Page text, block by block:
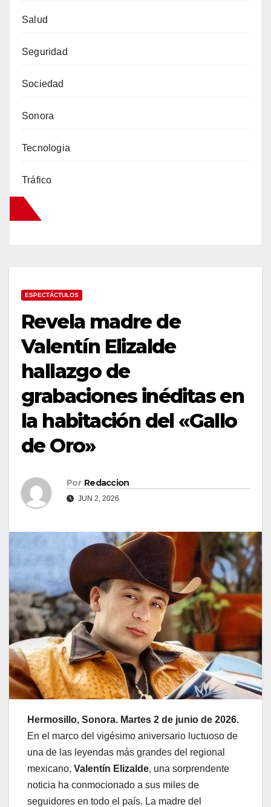
Salud
Seguridad
Sociedad
Sonora
Tecnologia
Tráfico
ESPECTÁCTULOS
Revela madre de
Valentín Elizalde
hallazgo de
grabaciones inéditas en
la habitación del «Gallo
de Oro»
Por Redaccion
JUN 2, 2026
Hermosillo, Sonora. Martes 2 de junio de 2026.
En el marco del vigésimo aniversario luctuoso de
una de las leyendas más grandes del regional
mexicano, Valentín Elizalde, una sorprendente
noticia ha conmocionado a sus miles de
seguidores en todo el país. La madre del